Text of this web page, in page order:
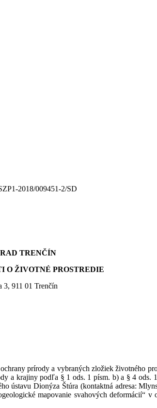
2018/009451-2/SD
TRENČÍN
O ŽIVOTNÉ PROSTREDIE
3, 911 01 Trenčín
prírody a vybraných zložiek životného
a krajiny podľa § 1 ods. 1 písm. b) a § 4 ods.
ústavu Dionýza Štúra (kontaktná adresa:
mapovanie svahových deformácií“ v